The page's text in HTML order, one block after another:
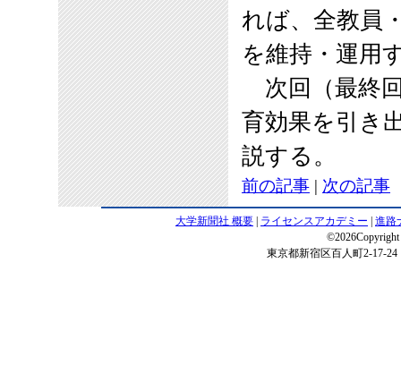
れば、全教員
を維持・運用
次回（最終
育効果を引き
説する。
前の記事 | 次の記事
大学新聞社 概要 ライセンスアカデミー
進路
©2026Copyright
東京都新宿区百人町2-17-